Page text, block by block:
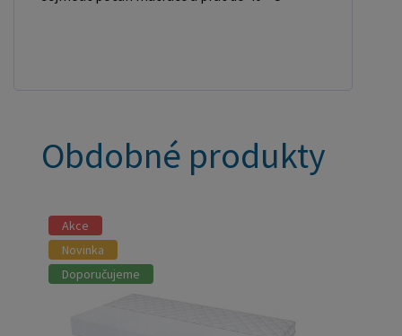
Obdobné produkty
Akce
Novinka
Doporučujeme